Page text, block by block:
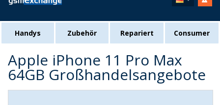
Handys Zubehör Repariert Consumer
Apple iPhone 11 Pro Max
64GB Großhandelsangebote